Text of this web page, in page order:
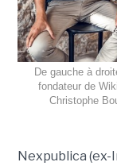
De gauche à
fondateur de
Christophe
Nexpublica (ex-